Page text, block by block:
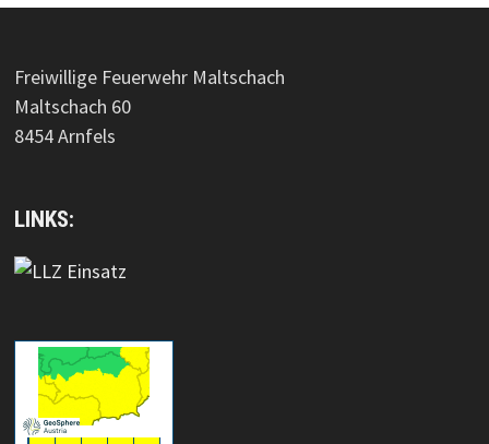
Freiwillige Feuerwehr Maltschach
Maltschach 60
8454 Arnfels
LINKS: